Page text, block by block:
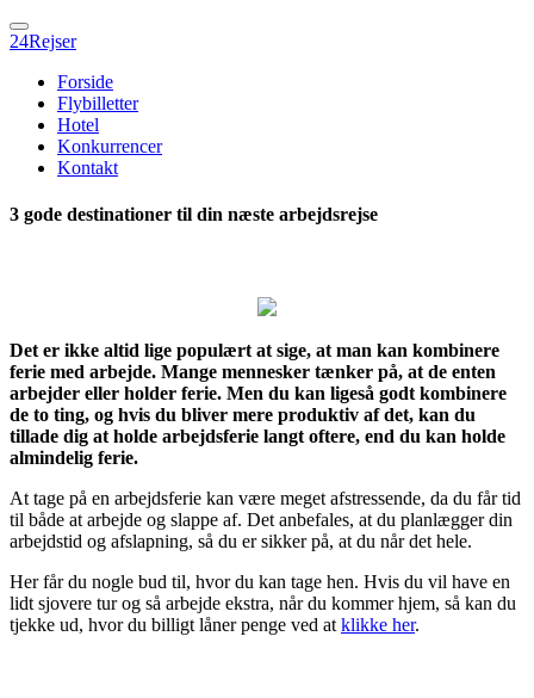
24Rejser
Forside
Flybilletter
Hotel
Konkurrencer
Kontakt
3 gode destinationer til din næste arbejdsrejse
Det er ikke altid lige populært at sige, at man kan kombinere
ferie med arbejde. Mange mennesker tænker på, at de enten
arbejder eller holder ferie. Men du kan ligeså godt kombinere
de to ting, og hvis du bliver mere produktiv af det, kan du
tillade dig at holde arbejdsferie langt oftere, end du kan holde
almindelig ferie.
At tage på en arbejdsferie kan være meget afstressende, da du får tid
til både at arbejde og slappe af. Det anbefales, at du planlægger din
arbejdstid og afslapning, så du er sikker på, at du når det hele.
Her får du nogle bud til, hvor du kan tage hen. Hvis du vil have en
lidt sjovere tur og så arbejde ekstra, når du kommer hjem, så kan du
tjekke ud, hvor du billigt låner penge ved at klikke her.